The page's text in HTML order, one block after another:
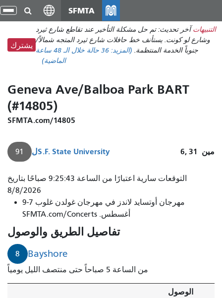
انتقل
إلى
المحتوى
الرئيسي
SFMTA
التنبيهات آخر تحديث: تم حل مشكلة التأخير عند تقاطع شارع ثيرد
وشارع لو كونت. يستأنف خط حافلات شارع ثيرد المتجه شمالاً/
جنوباً الخدمة المنتظمة. (المزيد: 36 حالة
خلال الـ 48 ساعة
الماضية)
يشترك
Geneva Ave/Balboa Park BART
(#14805)
SFMTA.com/14805
91 لS.F. State University 6, 31 مين
التوقعات سارية اعتبارًا من الساعة 9:25:43 صباحًا بتاريخ
8/8/2026
مهرجان أوتسايد لاندز في مهرجان غولدن غلوب 7-9
أغسطس. SFMTA.com/Concerts
تفاصيل الطريق والوصول
8 Bayshore
من الساعة 5 صباحاً حتى منتصف الليل يومياً
الوصول